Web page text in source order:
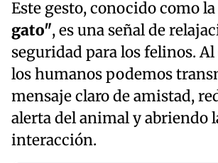
Este gesto, conocido como la
gato", es una señal de
seguridad para los felinos.
los humanos podemos
mensaje claro de amistad,
alerta del animal y abriendo
interacción.